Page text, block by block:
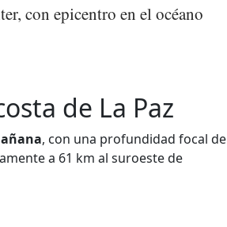
con epicentro en el océano
de La Paz
, con una profundidad focal de
a 61 km al suroeste de